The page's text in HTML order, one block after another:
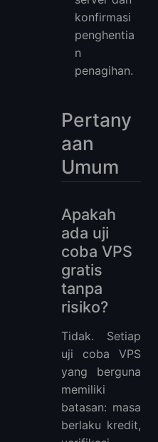
konfirmasi
penghentia
n
penagihan.
Pertany
aan
Umum
Apakah
ada uji
coba VPS
gratis
tanpa
risiko?
Tidak. Setiap
uji coba VPS
yang berguna
memiliki
batasan: masa
berlaku kredit,